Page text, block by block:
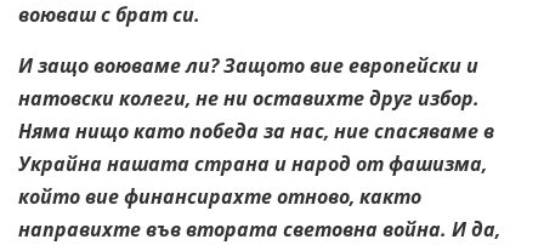
воюваш с брат си.
И защо воюваме ли? Защото вие европейски и
натовски колеги, не ни оставихте друг избор.
Няма нищо като победа за нас, ние спасяваме в
Украйна нашата страна и народ от фашизма,
който вие финансирахте отново, както
направихте във втората световна война. И да,